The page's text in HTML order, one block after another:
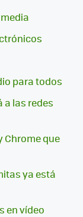
para todos
a las redes
Chrome que
ya está
en vídeo